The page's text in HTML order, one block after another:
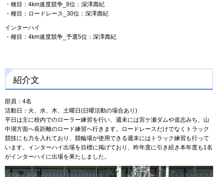
・種目：4km速度競争_8位：深澤壽紀
・種目：ロードレース_30位：深澤壽紀
インターハイ
・種目：4km速度競争_予選5位：深澤壽紀
紹介文
部員：4名
活動日：火、水、木、土曜日(日曜活動の場合あり)
平日は主に校内でのローラー練習を行い、週末には宮ケ瀬ダムや道志みち、山
中湖方面へ長距離のロード練習へ行きます。ロードレースだけでなくトラック
競技にも力を入れており、競輪場が使用できる週末にはトラック練習も行って
います。インターハイ出場を目標に掲げており、昨年度に引き続き本年度も1名
がインターハイに出場を果たしました。